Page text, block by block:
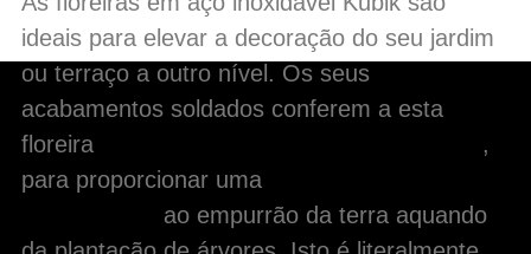
ideais para elevar a decoração do seu jardim
ou terraço a outro nível. Os seus
acabamentos soldados conferem a esta
floreira
,
para proporcionar uma
ao empurrão da terra aquando